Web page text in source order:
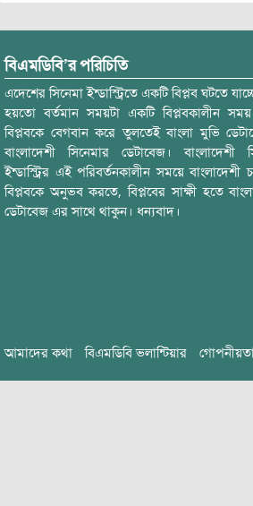
বিএমডিবি’র পরিচিতি
এদেশের সিনেমা ইন্ডাস্ট্রিতে একটি বিপ্লব ঘটতে
হয়তো বর্তমান সময়টা একটি বিপ্লবকালীন
বিপ্লবকে বেগবান করে তুলতেই বাংলা মুভি
বাংলাদেশী সিনেমার ডেটাবেজ। বাংলাদেশী
ইন্ডাস্ট্রির এই পরিবর্তনকালীন সময়ে বাংলাদেশী
বিপ্লবকে অনুভব করতে, বিপ্লবের সাক্ষী হতে
ডেটাবেজ এর সাথে থাকুন। ধন্যবাদ।
আমাদের কথা বিএমডিবি ভলান্টিয়ার